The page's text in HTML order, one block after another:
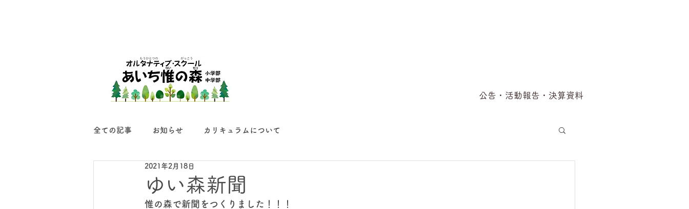
公告・活動報告・決算資料
全ての記事 お知らせ カリキュラムについて
ゆい森新聞
2021年2月18日
惟の森で新聞をつくりました！！！